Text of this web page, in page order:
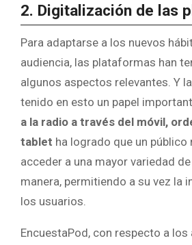
2. Digitalización de las
Para adaptarse a los nuevos
audiencia, las plataformas han
algunos aspectos relevantes. Y
tenido en esto un papel
a la radio a través del móvil,
tablet ha logrado que un
acceder a una mayor variedad
manera, permitiendo a su vez la
los usuarios.
EncuestaPod, con respecto a